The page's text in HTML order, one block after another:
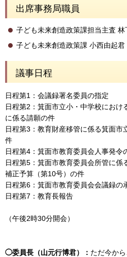
出席事務局職員
子ども未来創造政策課担当主査 林
子ども未来創造政策課 小西由起君
議事日程
日程第1：会議録署名委員の指定
日程第2：箕面市立小・中学校におけ
に係る請願の件
日程第3：教育財産移管に係る箕面市
件
日程第4：箕面市教育委員会人事発令
日程第5：箕面市教育委員会所管に係
補正予算（第10号）の件
日程第6：箕面市教育委員会会議録の
日程第7：教育長報告
（午後2時30分開会）
◯委員長（山元行博君）： ただ今か